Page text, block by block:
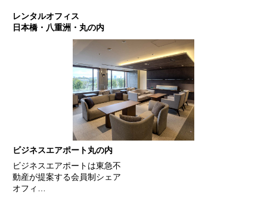
レンタルオフィス
日本橋・八重洲・丸の内
ビジネスエアポート丸の内
ビジネスエアポートは東急不
動産が提案する会員制シェア
オフィ…